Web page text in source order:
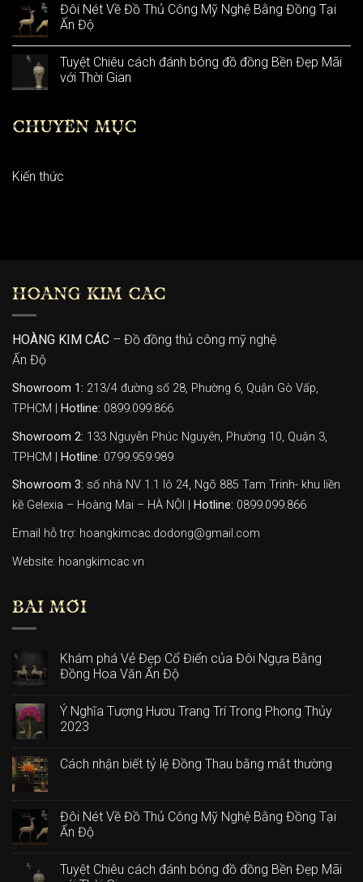
Đôi Nét Về Đồ Thủ Công Mỹ Nghệ Bằng Đồng Tại
Ấn Độ
Tuyệt Chiêu cách đánh bóng đồ đồng Bền Đẹp Mãi
với Thời Gian
CHUYÊN MỤC
Kiến thức
HOÀNG KIM CÁC
HOÀNG KIM CÁC – Đồ đồng thủ công mỹ nghệ
Ấn Độ
Showroom 1: 213/4 đường số 28, Phường 6, Quận Gò Vấp,
TPHCM |
Hotline: 0899.099.866
Showroom 2: 133 Nguyễn Phúc Nguyên, Phường 10, Quận 3,
TPHCM |
Hotline: 0799.959.989
Showroom 3: số nhà NV 1.1 lô 24, Ngõ 885 Tam Trinh- khu liền
kề Gelexia – Hoàng Mai – HÀ NỘI | Hotline: 0899.099.866
Email hỗ trợ: hoangkimcac.dodong@gmail.com
Website: hoangkimcac.vn
BÀI MỚI
Khám phá Vẻ Đẹp Cổ Điển của Đôi Ngựa Bằng
Đồng Hoa Văn Ấn Độ
Ý Nghĩa Tượng Hươu Trang Trí Trong Phong Thủy
2023
Cách nhận biết tỷ lệ Đồng Thau bằng mắt thường
Đôi Nét Về Đồ Thủ Công Mỹ Nghệ Bằng Đồng Tại
Ấn Độ
Tuyệt Chiêu cách đánh bóng đồ đồng Bền Đẹp Mãi